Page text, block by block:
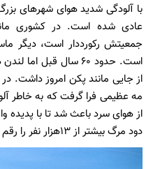
با آلودگی شدید هوای شهرهای
عادی شده است. در کشوری
جمعیتش رکورددار است، دیگر
است. حدود 60 سال قبل
مه عظیمی فرا گرفت که به خاطر
از هوای سرد باعث شد تا با پدیده
دود مرگ بیشتر از ۱۳هزار نفر را رقم بزند.